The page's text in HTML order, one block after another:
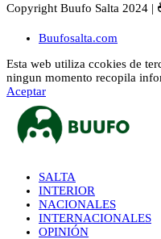
Copyright Buufo Salta 2024 |
Buufosalta.com
Esta web utiliza ccokies de
ningun momento recopila
Aceptar
SALTA
INTERIOR
NACIONALES
INTERNACIONALES
OPINIÓN